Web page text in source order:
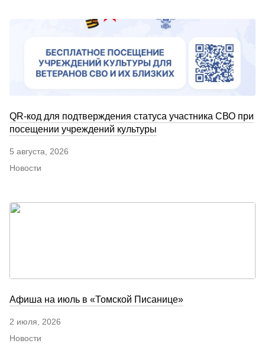
QR-код для подтверждения статуса участника СВО при
посещении учреждений культуры
5 августа, 2026
Новости
Афиша на июль в «Томской Писанице»
2 июля, 2026
Новости